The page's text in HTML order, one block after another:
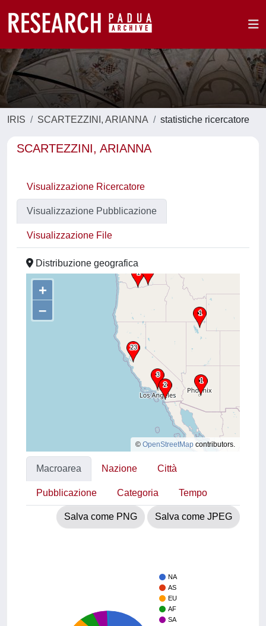
IRIS SCARTEZZINI, ARIANNA statistiche ricercatore
SCARTEZZINI, ARIANNA
Visualizzazione Ricercatore
Visualizzazione Pubblicazione
Visualizzazione File
Distribuzione geografica
+
–
© OpenStreetMap contributors.
Macroarea Nazione Città
Pubblicazione Categoria Tempo
Salva come PNG Salva come JPEG
NA
AS
EU
AF
SA